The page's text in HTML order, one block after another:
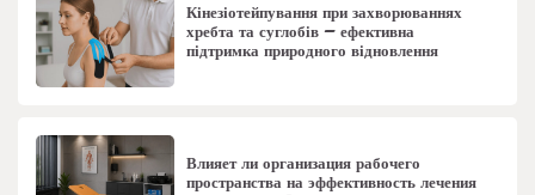
Кінезіотейпування при захворюваннях
хребта та суглобів – ефективна
підтримка природного відновлення
Влияет ли организация рабочего
пространства на эффективность лечения